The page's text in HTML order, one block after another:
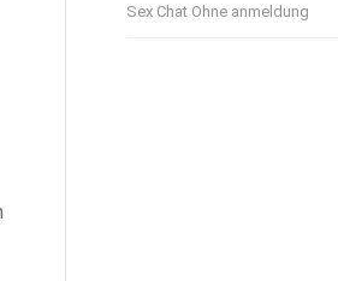
Sex Chat Ohne anmeldung